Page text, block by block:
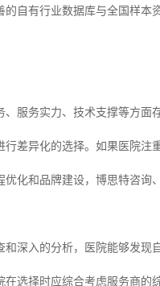
自有行业数据库与全国样本
服务实力、技术支撑等方面
差异化的选择。如果医院注
化和品牌建设，博思特咨询
深入的分析，医院能够发现
选择时应综合考虑服务商的